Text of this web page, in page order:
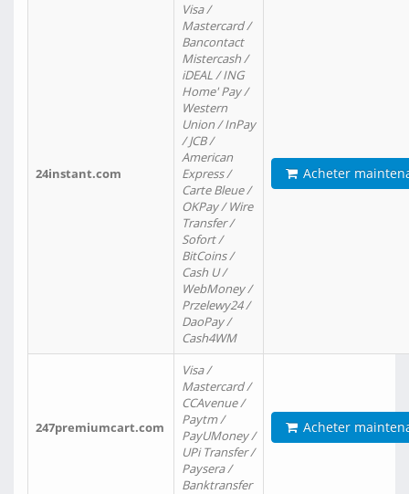
24instant.com
Visa /
Mastercard /
Bancontact
Mistercash /
iDEAL / ING
Home' Pay /
Western
Union / InPay
/ JCB /
American
Express /
Carte Bleue /
OKPay / Wire
Transfer /
Sofort /
BitCoins /
Cash U /
WebMoney /
Przelewy24 /
DaoPay /
Cash4WM
Acheter
247premiumcart.com
Visa /
Mastercard /
CCAvenue /
Paytm /
PayUMoney /
UPi Transfer /
Paysera /
Banktransfer
Acheter